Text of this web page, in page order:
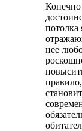
потолка
нее